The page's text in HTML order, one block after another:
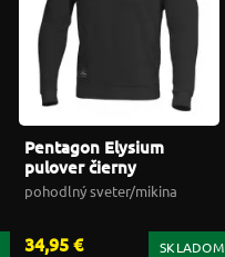
Pentagon Elysium
pulover čierny
pohodlný sveter/mikina
34,95 € SKLADOM